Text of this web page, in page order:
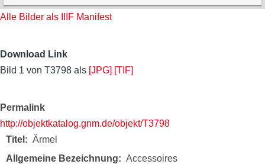
Alle Bilder als IIIF Manifest
Download Link
Bild 1 von T3798 als [JPG] [TIF]
Permalink
http://objektkatalog.gnm.de/objekt/T3798
Titel
Ärmel
Allgemeine Bezeichnung
Accessoires